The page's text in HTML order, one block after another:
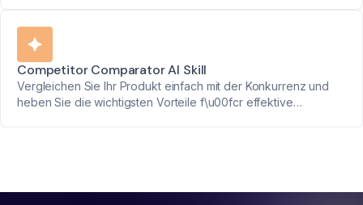
Competitor Comparator AI Skill
Vergleichen Sie Ihr Produkt einfach mit der Konkurrenz und
heben Sie die wichtigsten Vorteile f\u00fcr effektive